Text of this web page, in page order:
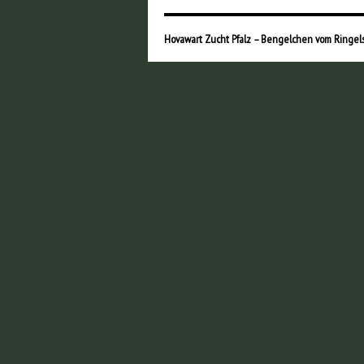
Hovawart Zucht Pfalz – Bengelchen vom